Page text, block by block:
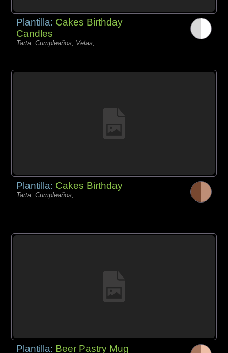
Plantilla: Cakes Birthday
Candles
Tarta, Cumpleaños, Velas,
Plantilla: Cakes Birthday
Tarta, Cumpleaños,
Plantilla: Beer Pastry Mug